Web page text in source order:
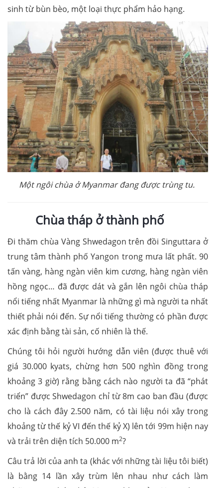
sinh từ bùn bèo, một loại thực phẩm hảo hạng.
Một ngôi chùa ở Myanmar đang được trùng tu.
Chùa tháp ở thành phố
Đi thăm chùa Vàng Shwedagon trên đồi Singuttara ở
trung tâm thành phố Yangon trong mưa lất phất. 90
tấn vàng, hàng ngàn viên kim cương, hàng ngàn viên
hồng ngọc… đã được dát và gắn lên ngôi chùa tháp
nổi tiếng nhất Myanmar là những gì mà người ta nhất
thiết phải nói đến. Sự nổi tiếng thường có phần được
xác định bằng tài sản, cố nhiên là thế.
Chúng tôi hỏi người hướng dẫn viên (được thuê với
giá 30.000 kyats, chừng hơn 500 nghìn đồng trong
khoảng 3 giờ) rằng bằng cách nào người ta đã “phát
triển” được Shwedagon chỉ từ 8m cao ban đầu (được
cho là cách đây 2.500 năm, có tài liệu nói xây trong
khoảng từ thế kỷ VI đến thế kỷ X) lên tới 99m hiện nay
và trải trên diện tích 50.000 m2?
Câu trả lời của anh ta (khác với những tài liệu tôi biết)
là bằng 14 lần xây trùm lên nhau như cách làm